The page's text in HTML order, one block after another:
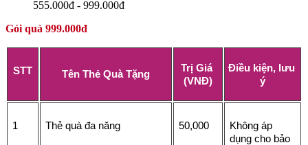
555.000đ - 999.000đ
Gói quà 999.000đ
STT Tên Thẻ Quà Tặng
Trị Giá
(VNĐ)
Điều kiện, lưu
ý
1 Thẻ quà đa năng 50,000
Không áp
dụng cho bảo